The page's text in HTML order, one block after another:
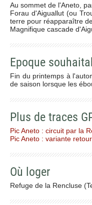
Au sommet de l'Aneto,
Forau d'Aiguallut (ou
terre pour réapparaître
Magnifique cascade
Epoque
Fin du printemps à
de saison lorsque les
Plus de traces
Pic Aneto : circuit par la
Pic Aneto : variante
Où loger
Refuge de la Rencluse